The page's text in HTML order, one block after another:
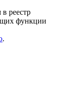
реестр
функции
.